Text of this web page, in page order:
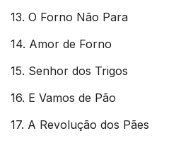
13. O Forno Não Para
14. Amor de Forno
15. Senhor dos Trigos
16. E Vamos de Pão
17. A Revolução dos Pães